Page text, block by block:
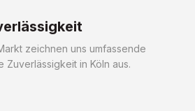
zeichnen uns umfassende
Zuverlässigkeit in Köln aus.